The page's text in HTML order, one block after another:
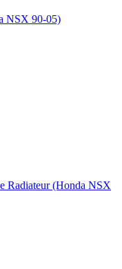
NSX 90-05)
Radiateur (Honda NSX